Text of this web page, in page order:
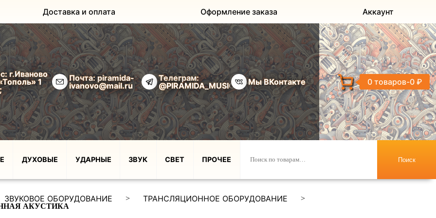
Доставка и оплата Оформление заказа Аккаунт
г.Иваново
1
Почта: piramida-
ivanovo@mail.ru
Телеграм:
@PIRAMIDA_MUSIC
Мы ВКонтакте 0 товаров 0 ₽
ДУХОВЫЕ УДАРНЫЕ ЗВУК СВЕТ ПРОЧЕЕ Поиск
ЗВУКОВОЕ ОБОРУДОВАНИЕ > ТРАНСЛЯЦИОННОЕ ОБОРУДОВАНИЕ
>
АКУСТИКА